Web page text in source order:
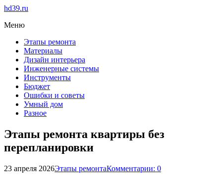
hd39.ru
Меню
Этапы ремонта
Материалы
Дизайн интерьера
Инженерные системы
Инструменты
Бюджет
Ошибки и советы
Умный дом
Разное
Этапы ремонта квартиры без
перепланировки
23 апреля 2026Этапы ремонтаКомментарии: 0